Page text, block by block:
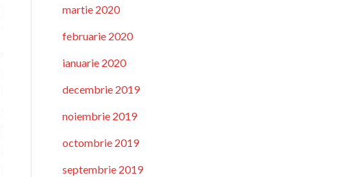
martie 2020
februarie 2020
ianuarie 2020
decembrie 2019
noiembrie 2019
octombrie 2019
septembrie 2019